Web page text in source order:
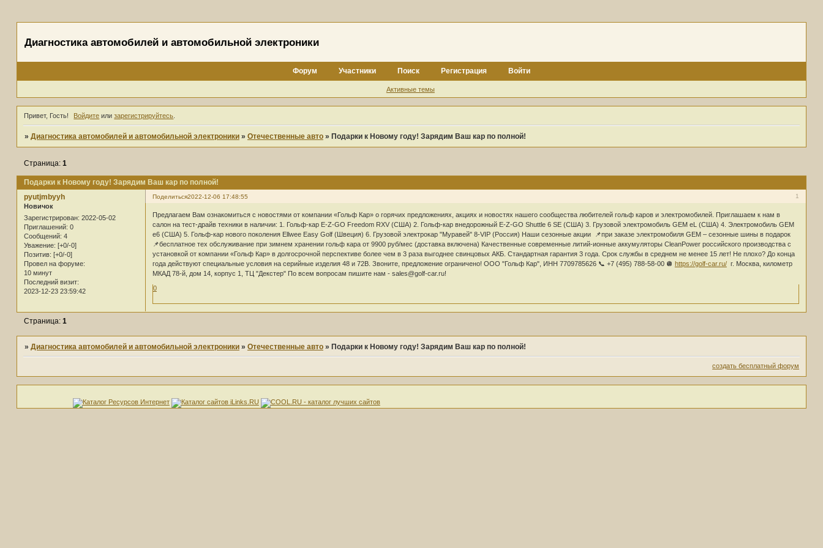
Диагностика автомобилей и автомобильной электроники
Форум Участники Поиск Регистрация Войти
Активные темы
Привет, Гость! Войдите илизарегистрируйтесь
» Диагностика автомобилей и автомобильной электроники » Отечественные авто » Подарки к Новому году! Зарядим Ваш кар по полной!
Подарки к Новому году! Зарядим Ваш кар по полной!
Страница: 1
Поделиться 1
2022-12-06 17:48:55
pyutjmbyyh
Новичок
Зарегистрирован: 2022-05-02
Приглашений: 0
Сообщений: 4
Уважение: [+0/-0]
Позитив: [+0/-0]
Провел на форуме:
10 минут
Последний визит:
2023-12-23 23:59:42
Предлагаем Вам ознакомиться с новостями от компании «Гольф Кар» о горячих предложениях, акциях и новостях нашего сообщества любителей гольф каров и электромобилей. Приглашаем к нам в
салон на тест-драйв техники в наличии: 1. Гольф-кар E-Z-GO Freedom RXV (США) 2. Гольф-кар внедорожный E-Z-GO Shuttle 6 SE (США) 3. Грузовой электромобиль GEM eL (США) 4. Электромобиль GEM
e6 (США) 5. Гольф-кар нового поколения Ellwee Easy Golf (Швеция) 6. Грузовой электрокар "Муравей" 8-VIP (Россия) Наши сезонные акции 📌при заказе электромобиля GEM – сезонные шины в подарок
📌бесплатное тех обслуживание при зимнем хранении гольф кара от 9900 руб/мес (доставка включена) Качественные современные литий-ионные аккумуляторы CleanPower российского производства c
установкой от компании «Гольф Кар» в долгосрочной перспективе более чем в 3 раза выгоднее свинцовых АКБ. Стандартная гарантия 3 года. Срок службы в среднем не менее 15 лет! Не плохо? До конца
года действуют специальные условия на серийные изделия 48 и 72В. Звоните, предложение ограничено! ООО "Гольф Кар", ИНН 7709785626 📞 +7 (495) 788-58-00 🪩 https://golf-car.ru/г. Москва, километр
МКАД 78-й, дом 14, корпус 1, ТЦ "Декстер" По всем вопросам пишите нам - sales@golf-car.ru!
0
Страница: 1
» Диагностика автомобилей и автомобильной электроники » Отечественные авто » Подарки к Новому году! Зарядим Ваш кар по полной!
создать бесплатный форум